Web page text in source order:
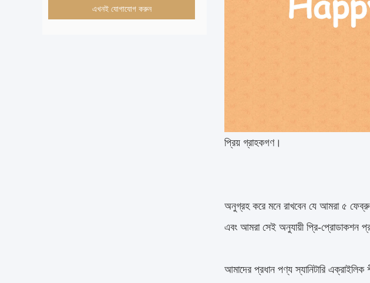
এখনই যোগাযোগ করুন
প্রিয় গ্রাহকগণ।
অনুগ্রহ করে মনে রাখবেন যে আমরা ৫
এবং আমরা সেই অনুযায়ী প্রি-প্রোডাকশন
আমাদের প্রধান পণ্য স্যানিটারি